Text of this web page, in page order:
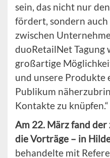
sein, das nicht nur
fördert, sondern
zwischen
duoRetailNet Tagung
großartige
und unsere Produkte
Publikum
Kontakte zu knüpfen.“
Am 22. März fand der
die Vorträge – in
behandelte mit